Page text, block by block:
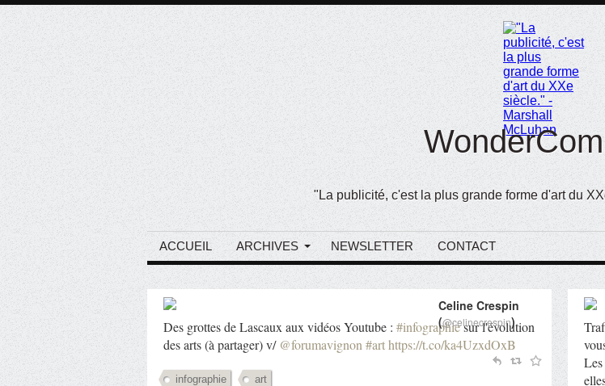
"La publicité, c'est la plus grande forme d'art du
ACCUEIL ARCHIVES NEWSLETTER CONTACT
Des grottes de Lascaux aux vidéos Youtube : #infographiesur l'évolution
des arts (à partager) v/ @forumavignon #arthttps://t.co/ka4UzxdOxB
Celine Crespin
(@celinecrespin)
infographie art
Les